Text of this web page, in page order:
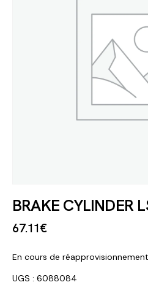
BRAKE CYLINDER
67.11€
En cours de
UGS : 6088084